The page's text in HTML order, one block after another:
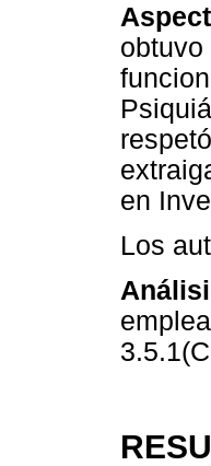
obtuvo
en
Los